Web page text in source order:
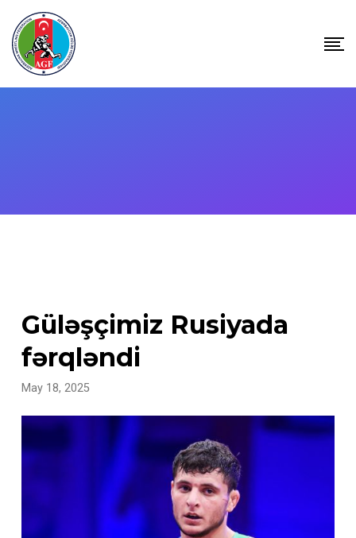
content
Güləşçimiz Rusiyada
fərqləndi
May 18, 2025